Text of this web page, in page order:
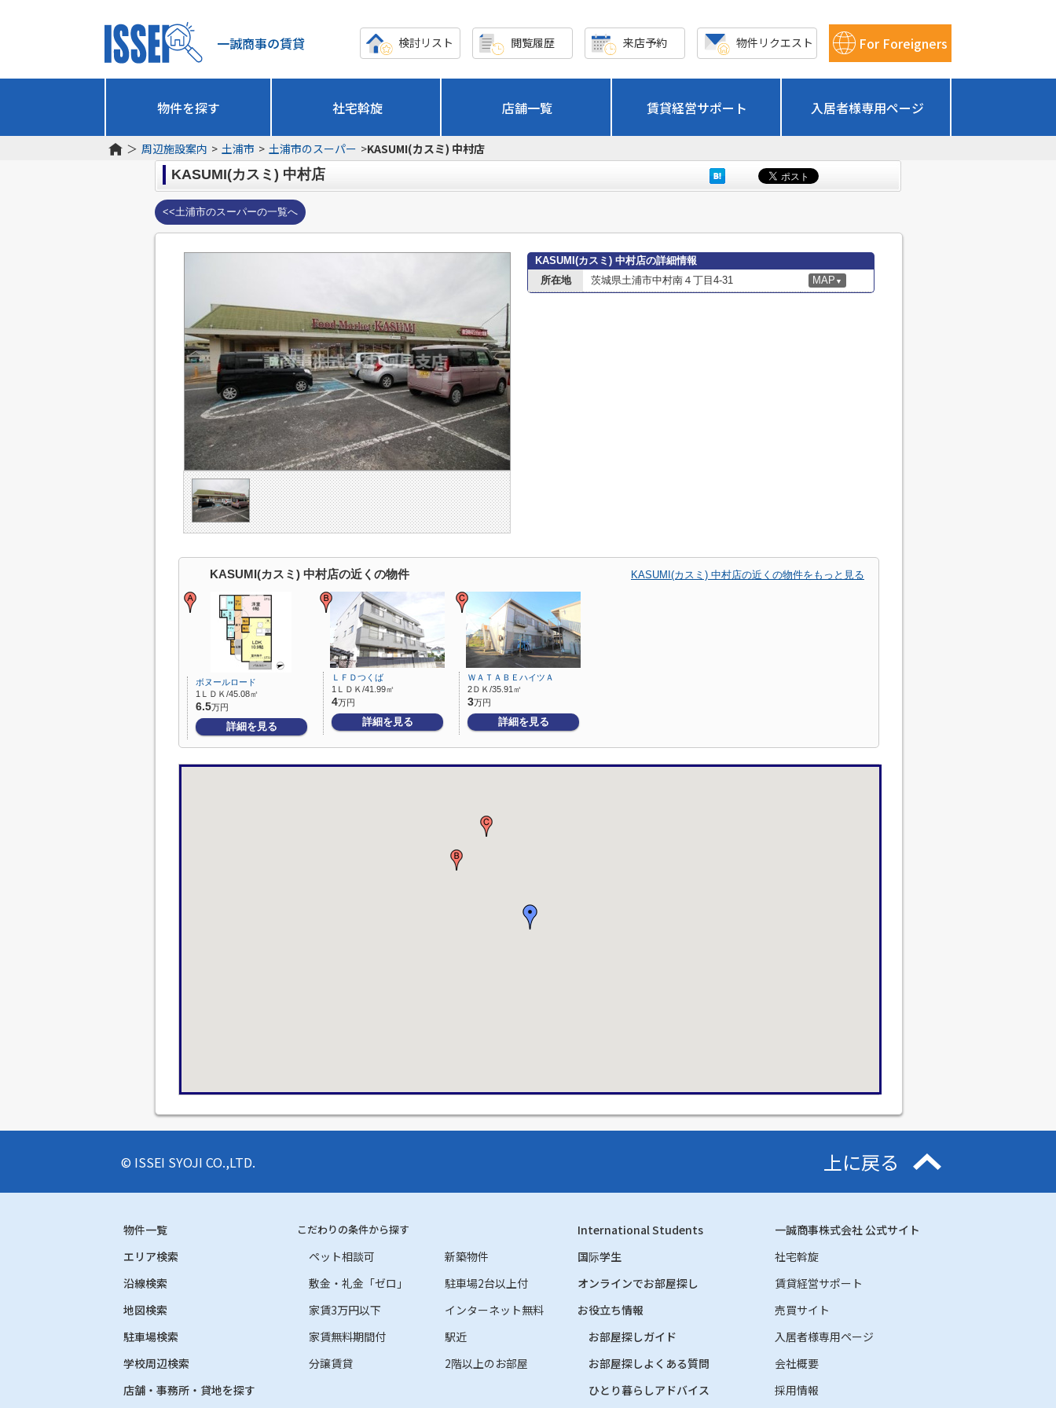
一誠商事の賃貸 検討リスト 閲覧履歴 来店予約 物件リクエスト For Foreigners
物件を探す 社宅斡旋 店舗一覧 賃貸経営サポート 入居者様専用ページ
＞ 周辺施設案内 > 土浦市 > 土浦市のスーパー >KASUMI(カスミ) 中村店
KASUMI(カスミ) 中村店
<<土浦市のスーパーの一覧へ
KASUMI(カスミ) 中村店の詳細情報
所在地
茨城県土浦市中村南４丁目4-31 MAP ▼
KASUMI(カスミ) 中村店の近くの物件 KASUMI(カスミ) 中村店の近くの物件をもっと見る
ボヌールロード
1ＬＤＫ/45.08㎡
6.5万円
詳細を見る
ＬＦＤつくば
1ＬＤＫ/41.99㎡
4万円
詳細を見る
ＷＡＴＡＢＥハイツＡ
2ＤＫ/35.91㎡
3万円
詳細を見る
© ISSEI SYOJI CO.,LTD. 上に戻る
物件一覧
エリア検索
沿線検索
地図検索
駐車場検索
学校周辺検索
店舗・事務所・貸地を探す
こだわりの条件から探す
ペット相談可
敷金・礼金「ゼロ」
家賃3万円以下
家賃無料期間付
分譲賃貸
新築物件
駐車場2台以上付
インターネット無料
駅近
2階以上のお部屋
International Students
国际学生
オンラインでお部屋探し
お役立ち情報
お部屋探しガイド
お部屋探しよくある質問
ひとり暮らしアドバイス
一誠商事株式会社 公式サイト
社宅斡旋
賃貸経営サポート
売買サイト
入居者様専用ページ
会社概要
採用情報